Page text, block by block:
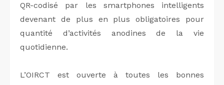
QR-codisé par les smartphones intelligents
devenant de plus en plus obligatoires pour
quantité d’activités anodines de la vie
quotidienne.
L’OIRCT est ouverte à toutes les bonnes